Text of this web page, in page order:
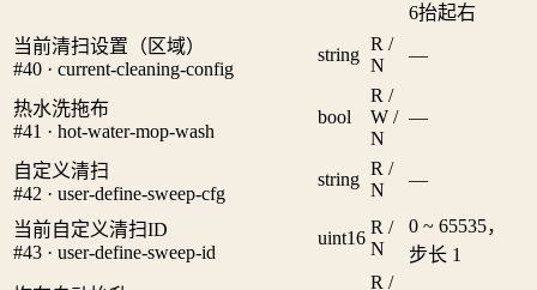
6抬起右
当前清扫设置（区域）
#40 · current-cleaning-config
string
R /
N
—
热水洗拖布
#41 · hot-water-mop-wash
bool
R /
W /
N
—
自定义清扫
#42 · user-define-sweep-cfg
string
R /
N
—
当前自定义清扫ID
#43 · user-define-sweep-id
uint16
R /
N
0 ~ 65535，
步长 1
R /